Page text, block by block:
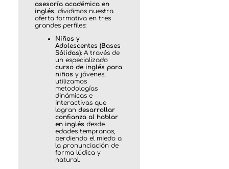
asesoría académica en
inglés, dividimos nuestra
oferta formativa en tres
grandes perfiles:
Niños y
Adolescentes (Bases
Sólidas):A través de
un especializado
curso de inglés para
niños y jóvenes,
utilizamos
metodologías
dinámicas e
interactivas que
logran desarrollar
confianza al hablar
en inglés desde
edades tempranas,
perdiendo el miedo a
la pronunciación de
forma lúdica y
natural.